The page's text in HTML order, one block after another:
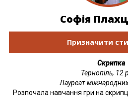
Софія
Призначити
Скрипка
Тернопіль, 12
Лауреат
Розпочала навчання гри на